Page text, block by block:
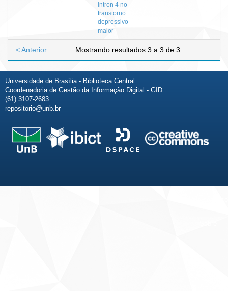
intron 4 no
transtorno
depressivo
maior
Mostrando resultados 3 a 3 de 3
< Anterior
Universidade de Brasília - Biblioteca Central
Coordenadoria de Gestão da Informação Digital - GID
(61) 3107-2683
repositorio@unb.br